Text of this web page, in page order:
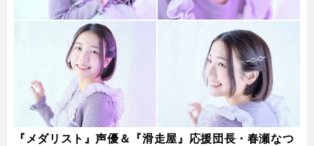
『メダリスト』声優＆『滑走屋』応援団長・春瀬なつ